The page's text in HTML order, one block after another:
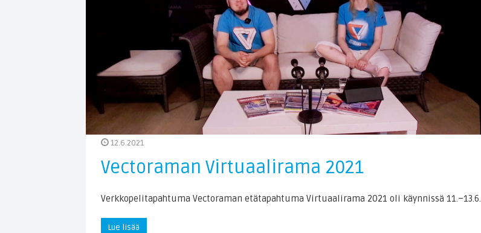
12.6.2021
Vectoraman Virtuaalirama 2021
Verkkopelitapahtuma Vectoraman etätapahtuma Virtuaalirama 2021 oli käynnissä 11.–13.6.
Lue lisää